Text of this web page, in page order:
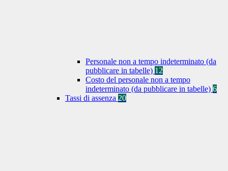
Personale non a tempo indeterminato (da
pubblicare in tabelle) 12
Costo del personale non a tempo
indeterminato (da pubblicare in tabelle) 6
Tassi di assenza 20